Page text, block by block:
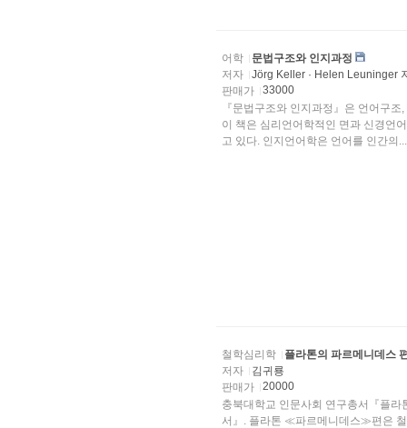
어학
문법구조와 인지과정
저자
Jörg Keller · Helen Leuninger
판매가
33000
『문법구조와 인지과정』은 언어구
이 책은 심리언어학적인 면과 신경언
고 있다. 인지언어학은 언어를 인간의...
철학심리학
플라톤의 파르메니데스
저자
김귀룡
판매가
20000
충북대학교 인문사회 연구총서『플
서』. 플라톤 ≪파르메니데스≫편은